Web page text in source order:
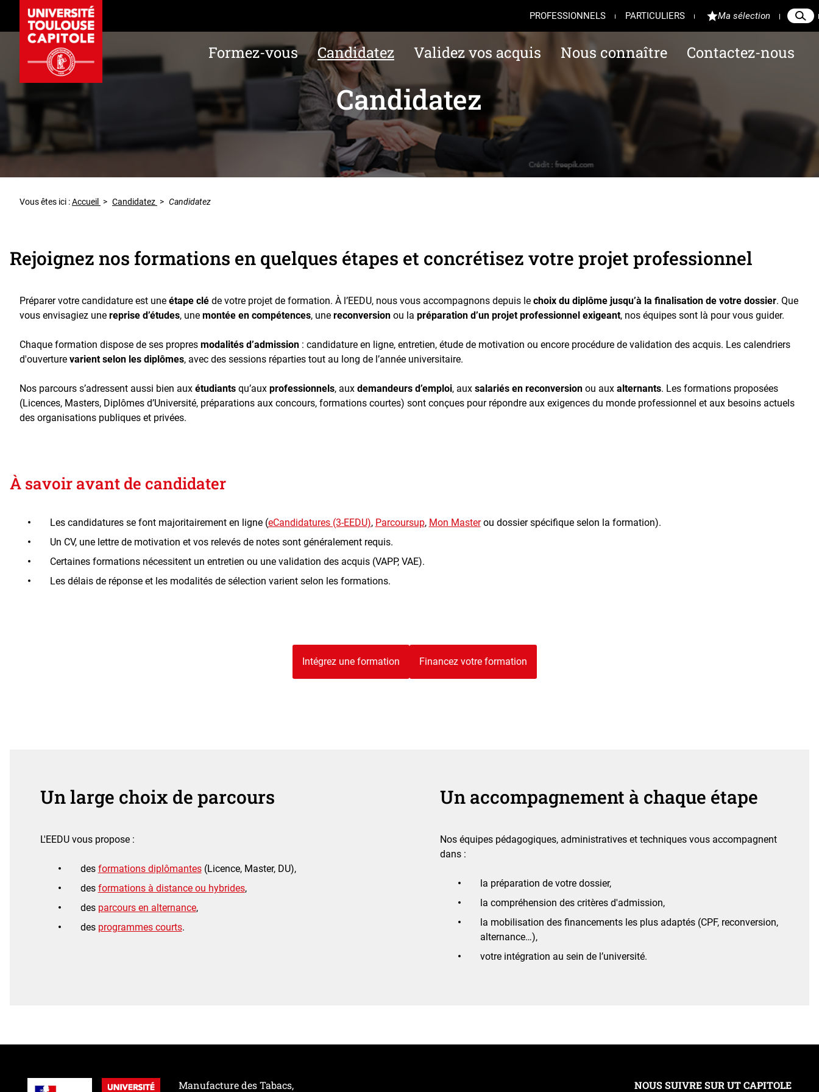
PROFESSIONNELS PARTICULIERS Ma sélection
Formez-vous Candidatez Validez vos acquis Nous connaître Contactez-nous
Candidatez
Vous êtes ici :Accueil > Candidatez > Candidatez
Rejoignez nos formations en quelques étapes et concrétisez votre projet professionnel
Préparer votre candidature est une étape clé de votre projet de formation. À l’EEDU, nous vous accompagnons depuis le choix du diplôme jusqu’à la finalisation de votre dossier. Que
vous envisagiez une reprise d’études, une montée en compétences, une reconversion ou la préparation d’un projet professionnel exigeant, nos équipes sont là pour vous guider.
Chaque formation dispose de ses propres modalités d’admission : candidature en ligne, entretien, étude de motivation ou encore procédure de validation des acquis. Les calendriers
d'ouverture varient selon les diplômes, avec des sessions réparties tout au long de l’année universitaire.
Nos parcours s’adressent aussi bien aux étudiants qu’aux professionnels, aux demandeurs d’emploi, aux salariés en reconversion ou aux alternants. Les formations proposées
(Licences, Masters, Diplômes d’Université, préparations aux concours, formations courtes) sont conçues pour répondre aux exigences du monde professionnel et aux besoins actuels
des organisations publiques et privées.
À savoir avant de candidater
Les candidatures se font majoritairement en ligne (eCandidatures (3-EEDU), Parcoursup, Mon Masterou dossier spécifique selon la formation).
Un CV, une lettre de motivation et vos relevés de notes sont généralement requis.
Certaines formations nécessitent un entretien ou une validation des acquis (VAPP, VAE).
Les délais de réponse et les modalités de sélection varient selon les formations.
Intégrez une formation Financez votre formation
Un large choix de parcours
L'EEDU vous propose :
des formations diplômantes(Licence, Master, DU),
des formations à distance ou hybrides,
des parcours en alternance,
des programmes courts.
Un accompagnement à chaque étape
Nos équipes pédagogiques, administratives et techniques vous accompagnent
dans :
la préparation de votre dossier,
la compréhension des critères d'admission,
la mobilisation des financements les plus adaptés (CPF, reconversion,
alternance…),
votre intégration au sein de l’université.
Manufacture des Tabacs, NOUS SUIVRE SUR UT CAPITOLE